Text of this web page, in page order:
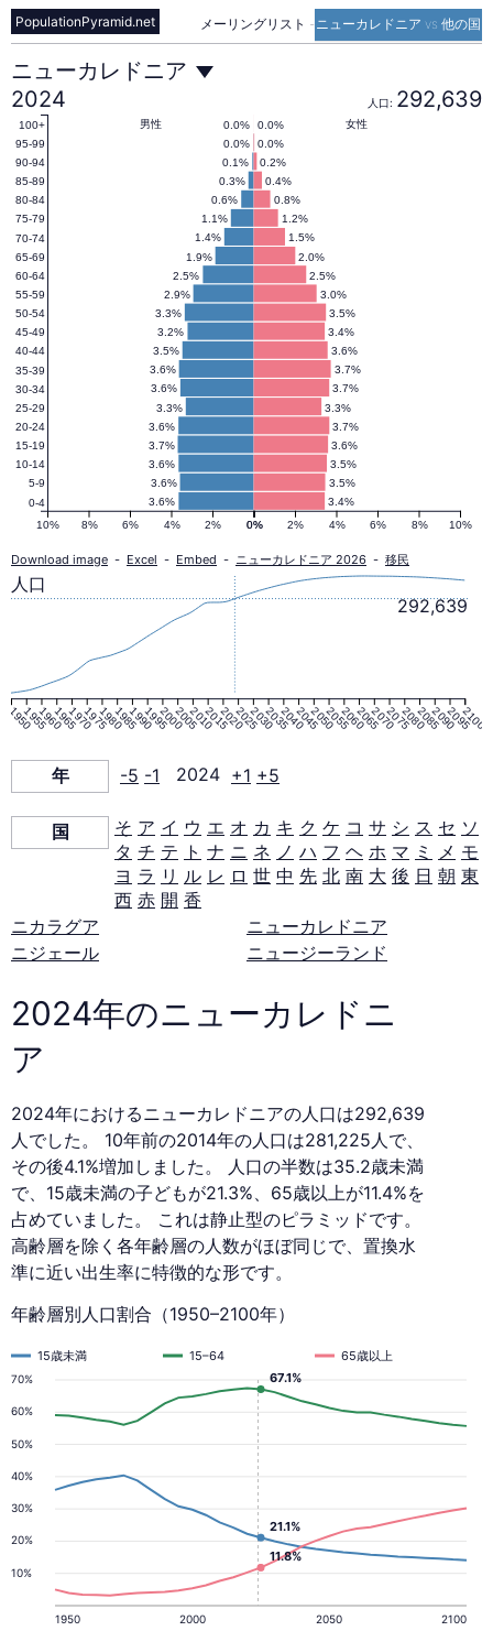
メーリングリスト - ニューカレドニア vs 他の国
PopulationPyramid.net
ニ
ュ
ー
カ
レ
ド
ニ
ア
の
口
ピ
ラ
ッ
ド
2024
年
ニューカレドニア
2024
人口: 292,639
3.4%
3.6%
3.5%
3.6%
3.5%
3.6%
3.6%
3.7%
3.7%
3.6%
3.3%
3.3%
3.7%
3.6%
3.7%
3.6%
3.6%
3.5%
3.4%
3.2%
3.5%
3.3%
3.0%
2.9%
2.5%
2.5%
2.0%
1.9%
1.5%
1.4%
1.2%
1.1%
0.8%
0.6%
0.4%
0.3%
0.2%
0.1%
0.0%
0.0%
0.0%
0.0% 女性
男性
0% 2% 4% 6% 8% 10%
10% 8% 6% 4% 2% 0%
0-4
5-9
10-14
15-19
20-24
25-29
30-34
35-39
40-44
45-49
50-54
55-59
60-64
65-69
70-74
75-79
80-84
85-89
90-94
95-99
100+
Download image - Excel - Embed - ニューカレドニア 2026 - 移民
1950195519601965197019751980198519901995200020052010201520202025203020352040204520502055206020652070207520802085209020952100
292,639
人口
年 -5 -1 2024 +1 +5
国 そ ア イ ウ エ オ カ キ ク ケ コ サ シ ス セ ソ
タ チ テ ト ナ ニ ネ ノ ハ フ ヘ ホ マ ミ メ モ
ヨ ラ リ ル レ ロ 世 中 先 北 南 大 後 日 朝 東
西 赤 開 香
ニカラグア
ニジェール
ニューカレドニア
ニュージーランド
2024年のニューカレドニ
ア
2024年におけるニューカレドニアの人口は292,639
人でした。 10年前の2014年の人口は281,225人で、
その後4.1%増加しました。 人口の半数は35.2歳未満
で、15歳未満の子どもが21.3%、65歳以上が11.4%を
占めていました。 これは静止型のピラミッドです。
高齢層を除く各年齢層の人数がほぼ同じで、置換水
準に近い出生率に特徴的な形です。
年齢層別人口割合（1950–2100年）
10%
20%
30%
40%
50%
60%
70%
1950 2000 2050 2100
15歳未満 15–64 65歳以上
21.1%
11.8%
67.1%